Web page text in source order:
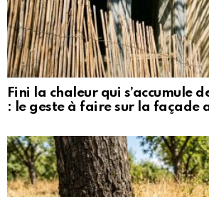
Fini la chaleur qui s’accumule
: le geste à faire sur la façade